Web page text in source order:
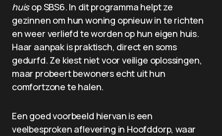
huisop SBS6. In dit programma helpt ze
gezinnen om hun woning opnieuw in te richten
en weer verliefd te worden op hun eigen huis.
Haar aanpak is praktisch, direct en soms
gedurfd. Ze kiest niet voor veilige oplossingen,
maar probeert bewoners echt uit hun
comfortzone te halen.
Een goed voorbeeld hiervan is een
veelbesproken aflevering in Hoofddorp, waar